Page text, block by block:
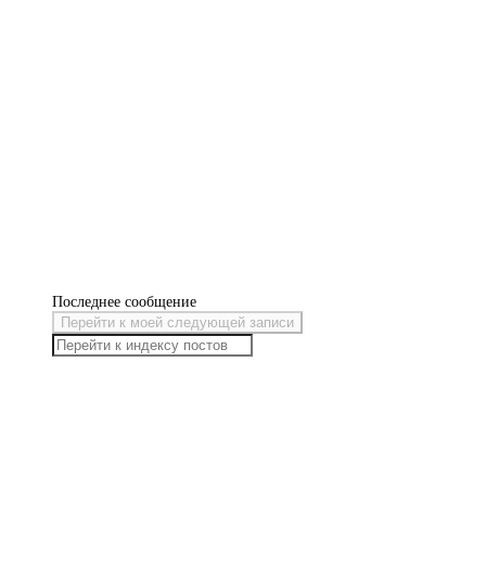
Последнее сообщение
Перейти к моей следующей записи